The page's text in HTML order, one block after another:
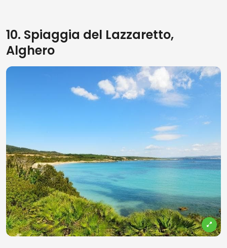
10. Spiaggia del Lazzaretto,
Alghero